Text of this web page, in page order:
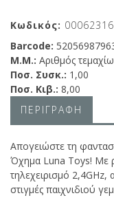
Κωδικός:
Barcode:
Μ.Μ.: Αριθμός
Ποσ. Συσκ.: 1,00
Ποσ. Κιβ.: 8,00
ΠΕΡΙΓΡΑΦΗ
Απογειώστε τη
Όχημα Luna Toys! Με
τηλεχειρισμό
στιγμές παιχνιδιού